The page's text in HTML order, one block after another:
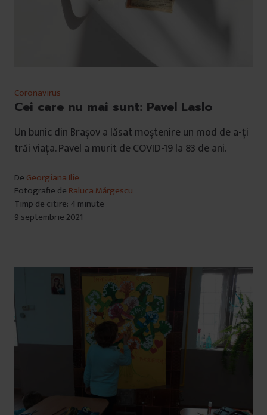
Coronavirus
Cei care nu mai sunt: Pavel Laslo
Un bunic din Brașov a lăsat moștenire un mod de a-ți
trăi viața. Pavel a murit de COVID-19 la 83 de ani.
De Georgiana Ilie
Fotografie de Raluca Mărgescu
Timp de citire: 4 minute
9 septembrie 2021